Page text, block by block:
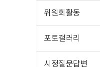
위원회활동
포토갤러리
시정질문답변